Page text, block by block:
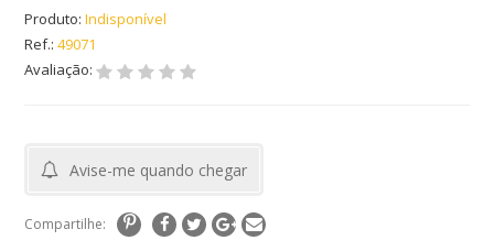
Produto: Indisponível
Ref.:49071
Avaliação:
Avise-me quando chegar
Compartilhe: